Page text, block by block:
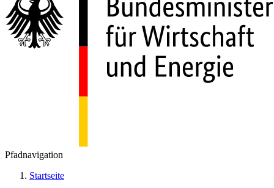
Pfadnavigation
Startseite